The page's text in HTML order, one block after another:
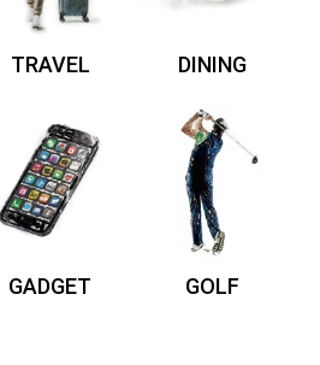
TRAVEL DINING
GADGET GOLF